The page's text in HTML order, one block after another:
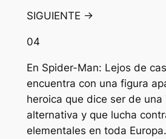
SIGUIENTE →
04
En Spider-Man: Lejos de
encuentra con una figura
heroica que dice ser de una
alternativa y que lucha
elementales en toda